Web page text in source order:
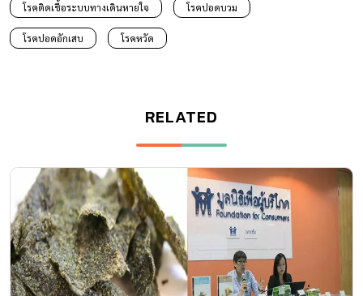
โรคติดเชื้อระบบทางเดินหายใจ โรคปอดบวม
โรคปอดอักเสบ โรคหวัด
RELATED